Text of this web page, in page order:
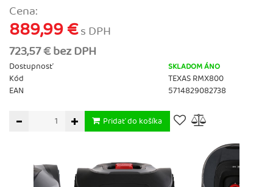
Cena:
889,99 €s DPH
723,57 € bez DPH
Dostupnosť SKLADOM ÁNO
Kód
TEXAS RMX800
EAN
5714829082738
Pridať do košíka